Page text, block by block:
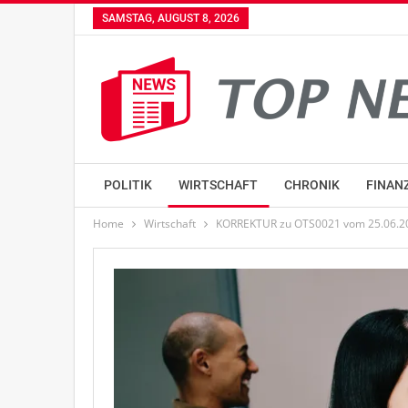
SAMSTAG, AUGUST 8, 2026
POLITIK WIRTSCHAFT CHRONIK
Home Wirtschaft KORREKTUR zu OTS0021 vom